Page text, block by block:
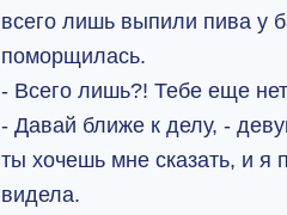
всего лишь выпили пива у
поморщилась.
- Всего лишь?! Тебе еще
- Давай ближе к делу, -
ты хочешь мне сказать, и я
видела.